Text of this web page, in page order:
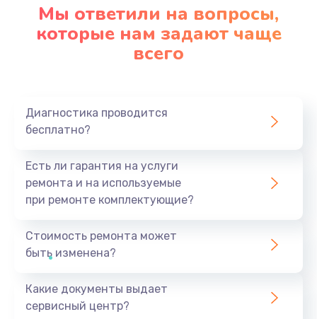
Мы ответили на вопросы,
которые нам задают чаще
всего
Диагностика проводится
бесплатно?
Есть ли гарантия на услуги
ремонта и на используемые
при ремонте комплектующие?
Стоимость ремонта может
быть изменена?
Какие документы выдает
сервисный центр?